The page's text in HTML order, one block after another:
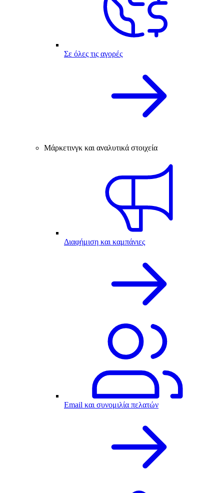
Σε όλες τις αγορές
Μάρκετινγκ και αναλυτικά στοιχεία
Διαφήμιση και καμπάνιες
Email και συνομιλία πελατών